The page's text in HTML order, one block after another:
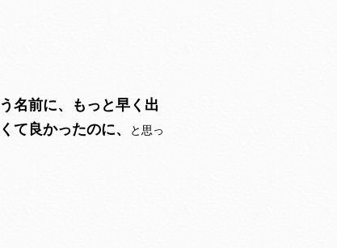
名前に、もっと早く出
て良かったのに、
と思っ